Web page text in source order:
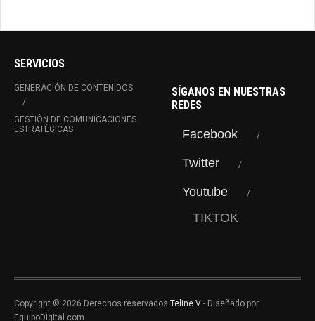
SERVICIOS
GENERACIÓN DE CONTENIDOS
GESTIÓN DE COMUNICACIONES
ESTRATÉGICAS
SÍGANOS EN NUESTRAS
REDES
Facebook
Twitter
Youtube
TIKTOK
Copyright © 2026 Derechos reservados Teline V - Diseñado por
EquipoDigital.com